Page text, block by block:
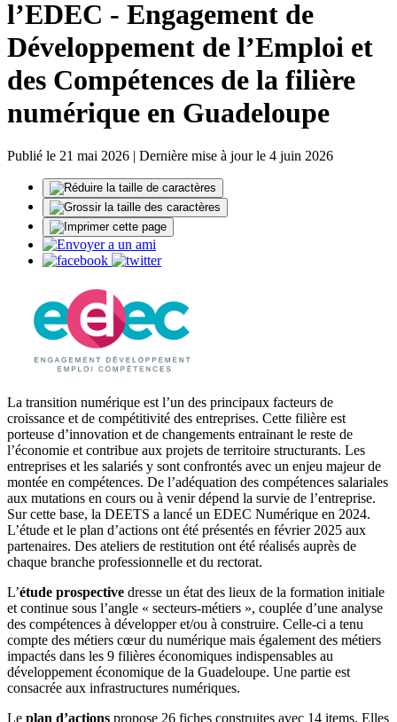
l’EDEC - Engagement de
Développement de l’Emploi et
des Compétences de la filière
numérique en Guadeloupe
Publié le 21 mai 2026 | Dernière mise à jour le 4 juin 2026
La transition numérique est l’un des principaux facteurs de
croissance et de compétitivité des entreprises. Cette filière est
porteuse d’innovation et de changements entrainant le reste de
l’économie et contribue aux projets de territoire structurants. Les
entreprises et les salariés y sont confrontés avec un enjeu majeur de
montée en compétences. De l’adéquation des compétences salariales
aux mutations en cours ou à venir dépend la survie de l’entreprise.
Sur cette base, la DEETS a lancé un EDEC Numérique en 2024.
L’étude et le plan d’actions ont été présentés en février 2025 aux
partenaires. Des ateliers de restitution ont été réalisés auprès de
chaque branche professionnelle et du rectorat.
L’étude prospective dresse un état des lieux de la formation initiale
et continue sous l’angle « secteurs-métiers », couplée d’une analyse
des compétences à développer et/ou à construire. Celle-ci a tenu
compte des métiers cœur du numérique mais également des métiers
impactés dans les 9 filières économiques indispensables au
développement économique de la Guadeloupe. Une partie est
consacrée aux infrastructures numériques.
Le plan d’actions propose 26 fiches construites avec 14 items. Elles